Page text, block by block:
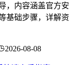
，内容涵盖官方安
基础步骤，详解资
2026-08-08